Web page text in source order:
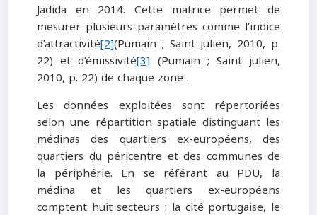
Jadida en 2014. Cette matrice permet de
mesurer plusieurs paramètres comme l’indice
d’attractivité[2](Pumain ; Saint julien, 2010, p.
22) et d’émissivité[3] (Pumain ; Saint julien,
2010, p. 22) de chaque zone .
Les données exploitées sont répertoriées
selon une répartition spatiale distinguant les
médinas des quartiers ex-européens, des
quartiers du péricentre et des communes de
la périphérie. En se référant au PDU, la
médina et les quartiers ex-européens
comptent huit secteurs : la cité portugaise, le